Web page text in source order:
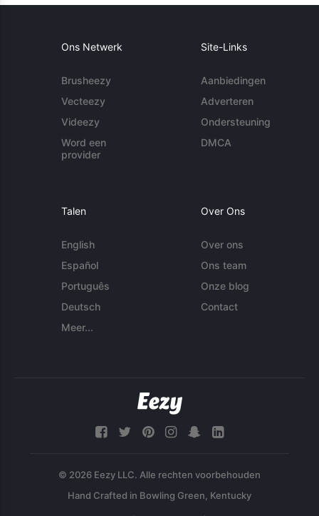
Ons Netwerk
Brusheezy
Vecteezy
Videezy
Word een
provider
Site-Links
Aanbiedingen
Adverteren
Ondersteuning
DMCA
Talen
English
Español
Português
Deutsch
Meer...
Over Ons
Over ons
Ons team
Onze blog
Contact
© 2026 Eezy LLC. Alle rechten voorbehouden